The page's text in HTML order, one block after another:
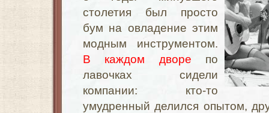
столетия был просто
бум на овладение этим
модным инструментом.
В каждом дворе по
лавочках сидели
компании: кто-то
умудренный делился опытом,